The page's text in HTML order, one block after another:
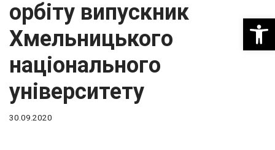
орбіту випускник
Хмельницького
національного
університету
30.09.2020